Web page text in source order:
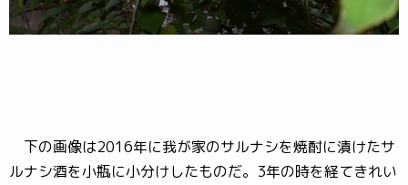
下の画像は2016年に我が家のサルナシを焼酎に漬けたサ
ルナシ酒を小瓶に小分けしたものだ。3年の時を経てきれい